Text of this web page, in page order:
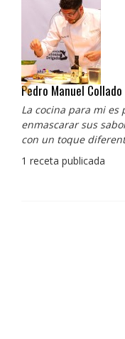
Pedro Manuel Collado
La cocina para mi
enmascarar sus
con un toque
1 receta publicada